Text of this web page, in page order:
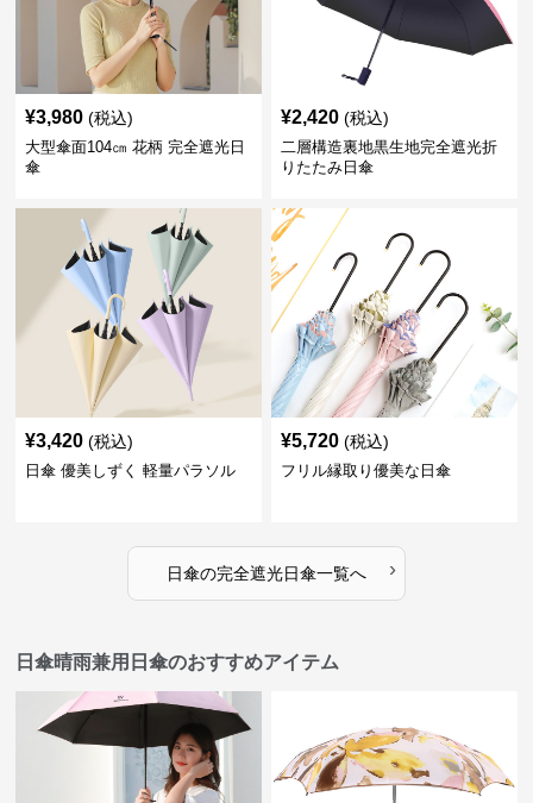
¥3,980 (税込)
大型傘面104㎝ 花柄 完全遮光日
傘
¥2,420 (税込)
二層構造裏地黒生地完全遮光折
りたたみ日傘
¥3,420 (税込)
日傘 優美しずく 軽量パラソル
¥5,720 (税込)
フリル縁取り優美な日傘
日傘の完全遮光日傘一覧へ ›
日傘晴雨兼用日傘のおすすめアイテム